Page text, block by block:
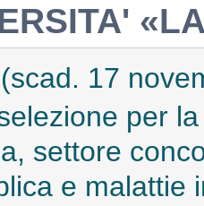
(scad. 17
per
settore
e malattie